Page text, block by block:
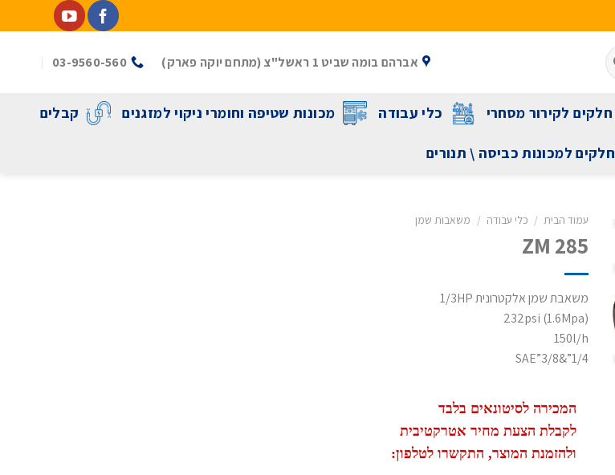
אברהם בומה שביט 1 ראשל"צ (מתחם יוקה פארק) 03-9560-560
חלקים לקירור מסחרי כלי עבודה מכונות שטיפה וחומרי ניקוי למזגנים קבלים
חלקים למכונות כביסה \ תנורים
עמוד הבית / כלי עבודה / משאבות שמן
ZM 285
משאבת שמן אלקטרונית 1/3HP
232psi (1.6Mpa)
150l/h
1/4”&3/8”SAE
המכירה לסיטונאים בלבד
לקבלת הצעת מחיר אטרקטיבית
ולהזמנת המוצר, התקשרו לטלפון: